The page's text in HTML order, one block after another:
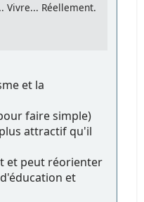
Vivre... Réellement.
et la
faire simple)
attractif qu'il
et peut réorienter
et